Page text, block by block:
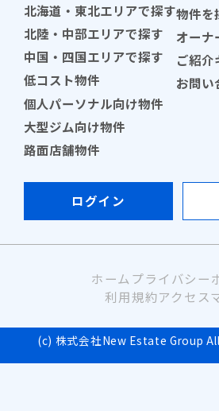
北海道・東北エリアで探す
北陸・中部エリアで探す
中国・四国エリアで探す
低コスト物件
個人パーソナル向け物件
大型ジム向け物件
路面店舗物件
物件を
オーナ
ご紹介
お問い
ログイン
ホーム プライバシー
利用規約アクセス
(c) 株式会社New Estate Group